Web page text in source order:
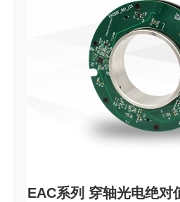
EAC系列 穿轴光电绝对